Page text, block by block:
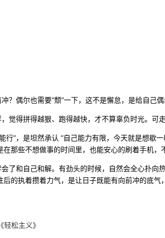
？偶尔也需要“颓”一下，这不是懈怠，是给自己偶
觉得拼得越狠、跑得越快，才不算辜负时光。可
行”，是坦然承认 “自己能力有限，今天就是想歇
那些不想做事的时间里，也能安心的刷着手机，
了和自己和解。有劲头的时候，自然会全心扑
的执着攒着力气，是让日子既能有向前冲的底气
松主义》